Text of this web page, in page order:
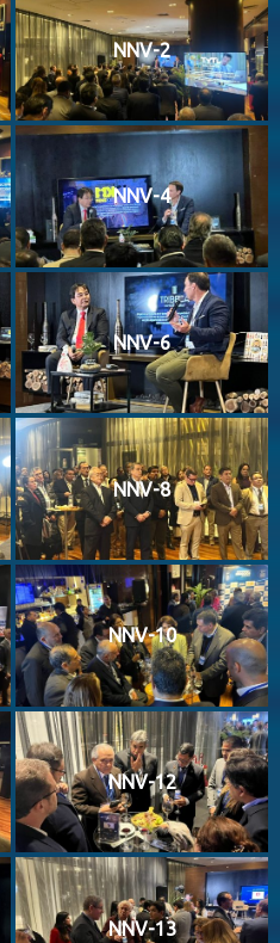
NNV-2
NNV-4
NNV-6
NNV-8
NNV-10
NNV-12
NNV-13